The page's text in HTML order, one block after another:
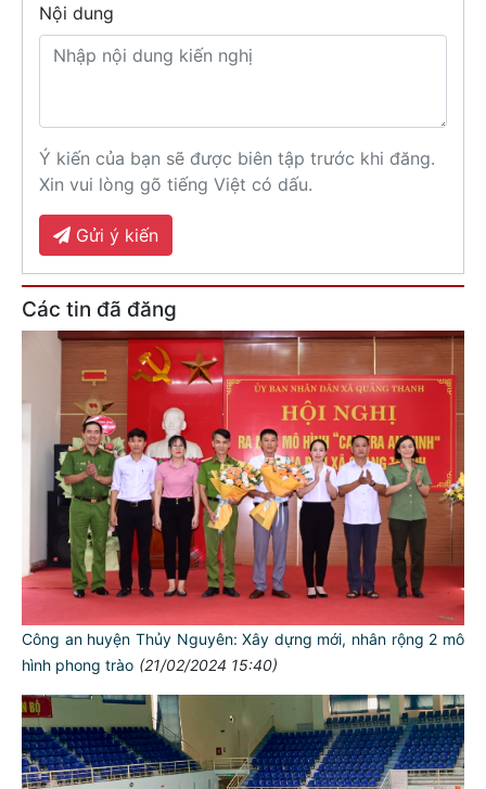
Nội dung
Ý kiến của bạn sẽ được biên tập trước khi đăng.
Xin vui lòng gõ tiếng Việt có dấu.
Gửi ý kiến
Các tin đã đăng
Công an huyện Thủy Nguyên: Xây dựng mới, nhân rộng 2 mô
hình phong trào (21/02/2024 15:40)